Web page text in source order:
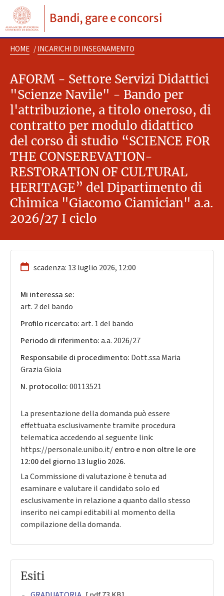
Bandi, gare e concorsi
HOME / INCARICHI DI INSEGNAMENTO
AFORM - Settore Servizi Didattici
"Scienze Navile" - Bando per
l'attribuzione, a titolo oneroso, di
contratto per modulo didattico
del corso di studio “SCIENCE FOR
THE CONSEREVATION-
RESTORATION OF CULTURAL
HERITAGE” del Dipartimento di
Chimica "Giacomo Ciamician" a.a.
2026/27 I ciclo
scadenza: 13 luglio 2026, 12:00
Mi interessa se:
art. 2 del bando
Profilo ricercato:art. 1 del bando
Periodo di riferimento:a.a. 2026/27
Responsabile di procedimento: Dott.ssa Maria
Grazia Gioia
N. protocollo:00113521
La presentazione della domanda può essere
effettuata esclusivamente tramite procedura
telematica accedendo al seguente link:
https://personale.unibo.it/entro e non oltre le ore
12:00 del giorno 13 luglio 2026.
La Commissione di valutazione è tenuta ad
esaminare e valutare il candidato solo ed
esclusivamente in relazione a quanto dallo stesso
inserito nei campi editabili al momento della
compilazione della domanda.
Esiti